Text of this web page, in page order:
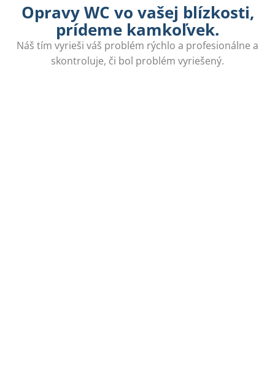
Opravy WC vo vašej blízkosti,
prídeme kamkoľvek.
Náš tím vyrieši váš problém rýchlo a profesionálne a
skontroluje, či bol problém vyriešený.